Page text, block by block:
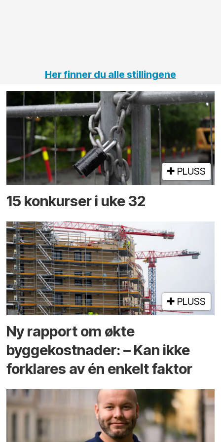
Her finner du alle stillingene
PLUSS
15 konkurser i uke 32
PLUSS
Ny rapport om økte
byggekostnader: – Kan ikke
forklares av én enkelt faktor